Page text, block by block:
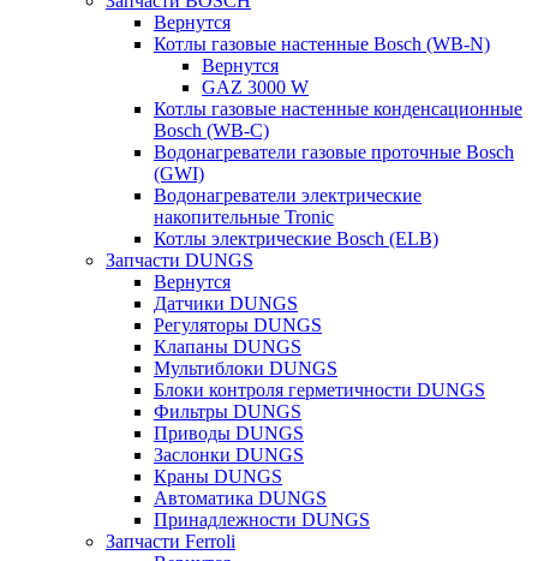
Вернутся
Котлы газовые настенные Bosch (WB-N)
Вернутся
GAZ 3000 W
Котлы газовые настенные конденсационные
Bosch (WB-C)
Водонагреватели газовые проточные Bosch
(GWI)
Водонагреватели электрические
накопительные Tronic
Котлы электрические Bosch (ELB)
Запчасти DUNGS
Вернутся
Датчики DUNGS
Регуляторы DUNGS
Клапаны DUNGS
Мультиблоки DUNGS
Блоки контроля герметичности DUNGS
Фильтры DUNGS
Приводы DUNGS
Заслонки DUNGS
Краны DUNGS
Автоматика DUNGS
Принадлежности DUNGS
Запчасти Ferroli